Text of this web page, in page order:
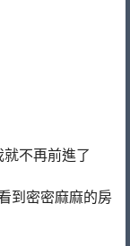
不再前進了
到密密麻麻的房